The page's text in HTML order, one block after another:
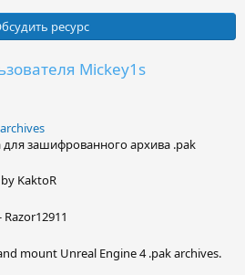
ресурс
Mickey1s
зашифрованного архива .pak
KaktoR
mount Unreal Engine 4 .pak archives.